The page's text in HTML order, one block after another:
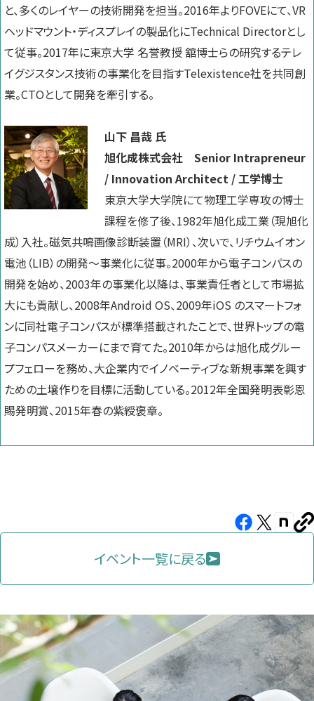
と、多くのレイヤーの技術開発を担当。2016年よりFOVEにて、VR
ヘッドマウント・ディスプレイの製品化にTechnical Directorとし
て従事。2017年に東京大学 名誉教授 舘博士らの研究するテレ
イグジスタンス技術の事業化を目指すTelexistence社を共同創
業。CTOとして開発を牽引する。
山下 昌哉 氏
旭化成株式会社 Senior Intrapreneur
/ Innovation Architect / 工学博士
東京大学大学院にて物理工学専攻の博士
課程を修了後、1982年旭化成工業（現旭化
成）入社。磁気共鳴画像診断装置（MRI）、次いで、リチウムイオン
電池（LIB）の開発～事業化に従事。2000年から電子コンパスの
開発を始め、2003年の事業化以降は、事業責任者として市場拡
大にも貢献し、2008年Android OS、2009年iOS のスマートフォ
ンに同社電子コンパスが標準搭載されたことで、世界トップの電
子コンパスメーカーにまで育てた。2010年からは旭化成グルー
プフェローを務め、大企業内でイノベーティブな新規事業を興す
ための土壌作りを目標に活動している。2012年全国発明表彰恩
賜発明賞、2015年春の紫綬褒章。
Facebook（新
し
で
ま
す）
X（新
し
で
開
き
す）
note（新
し
で
開
き
ま
す）
イベント一覧に戻る